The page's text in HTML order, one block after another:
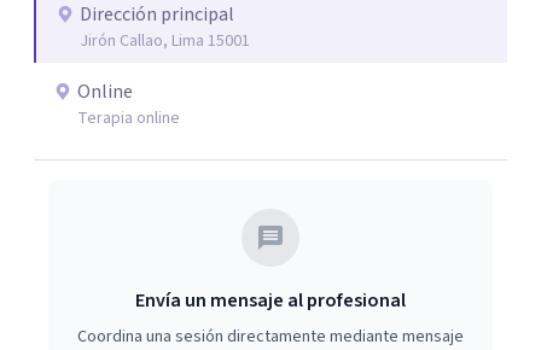
Dirección principal
Jirón Callao, Lima 15001
Online
Terapia online
Envía un mensaje al profesional
Coordina una sesión directamente mediante mensaje